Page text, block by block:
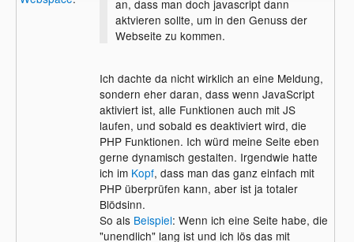
an, dass man doch javascript dann
aktvieren sollte, um in den Genuss der
Webseite zu kommen.
Ich dachte da nicht wirklich an eine Meldung,
sondern eher daran, dass wenn JavaScript
aktiviert ist, alle Funktionen auch mit JS
laufen, und sobald es deaktiviert wird, die
PHP Funktionen. Ich würd meine Seite eben
gerne dynamisch gestalten. Irgendwie hatte
ich im Kopf, dass man das ganz einfach mit
PHP überprüfen kann, aber ist ja totaler
Blödsinn.
So als Beispiel: Wenn ich eine Seite habe, die
"unendlich" lang ist und ich lös das mit